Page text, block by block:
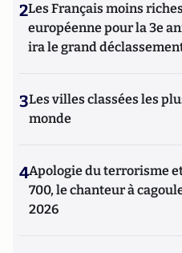
2Les Français moins
européenne pour la 3e
ira le grand
3Les villes classées les
monde
4Apologie du terrorisme
700, le chanteur à
2026